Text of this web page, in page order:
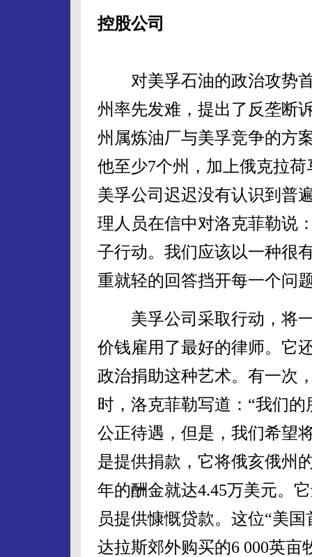
控股公司
对美孚石油的政治攻势首
州率先发难，提出了反垄断
州属炼油厂与美孚竞争的方
他至少7个州，加上俄克拉
美孚公司迟迟没有认识到普
理人员在信中对洛克菲勒说
子行动。我们应该以一种很
重就轻的回答挡开每一个问
美孚公司采取行动，将一
价钱雇用了最好的律师。它
政治捐助这种艺术。有一次
时，洛克菲勒写道：“我们
公正待遇，但是，我们希望
是提供捐款，它将俄亥俄州
年的酬金就达4.45万美元。
员提供慷慨贷款。这位“美
达拉斯郊外购买的6 000英